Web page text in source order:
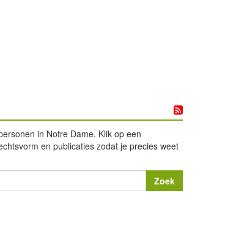
in Notre Dame. Klik op een
en publicaties zodat je precies weet